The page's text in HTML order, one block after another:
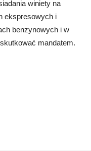
winiety na
ekspresowych i
benzynowych i w
mandatem.